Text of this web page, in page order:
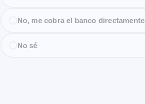
No, me cobra el banco directamente
No sé